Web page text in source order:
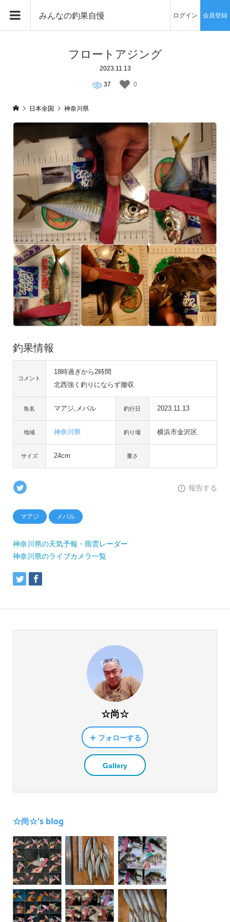
みんなの釣果自慢 ログイン 会員登録
フロートアジング
2023.11.13
37 0
日本全国 神奈川県
釣果情報
コメント
18時過ぎから2時間
北西強く釣りにならず撤収
魚名 マアジ,メバル 釣行日 2023.11.13
地域 神奈川県 釣り場 横浜市金沢区
サイズ 24cm 重さ
報告する
マアジ メバル
神奈川県の天気予報・雨雲レーダー
神奈川県のライブカメラ一覧
☆尚☆
フォローする
Gallery
☆尚☆'s blog